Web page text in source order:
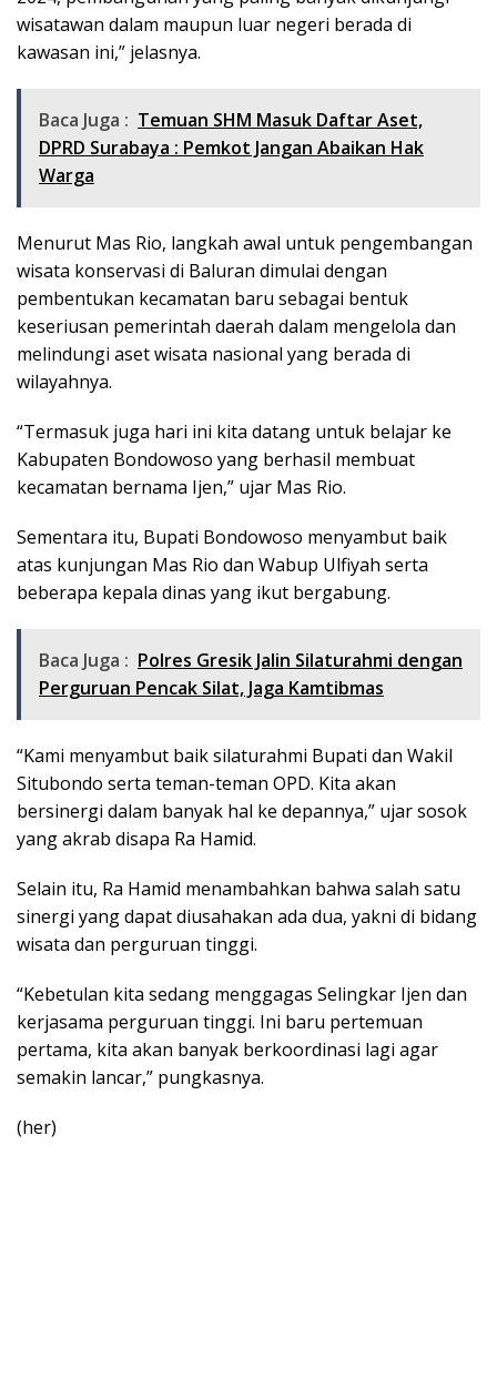
wisatawan dalam maupun luar negeri berada di
kawasan ini,” jelasnya.
Baca Juga : Temuan SHM Masuk Daftar Aset,
DPRD Surabaya : Pemkot Jangan Abaikan Hak
Warga
Menurut Mas Rio, langkah awal untuk pengembangan
wisata konservasi di Baluran dimulai dengan
pembentukan kecamatan baru sebagai bentuk
keseriusan pemerintah daerah dalam mengelola dan
melindungi aset wisata nasional yang berada di
wilayahnya.
“Termasuk juga hari ini kita datang untuk belajar ke
Kabupaten Bondowoso yang berhasil membuat
kecamatan bernama Ijen,” ujar Mas Rio.
Sementara itu, Bupati Bondowoso menyambut baik
atas kunjungan Mas Rio dan Wabup Ulfiyah serta
beberapa kepala dinas yang ikut bergabung.
Baca Juga : Polres Gresik Jalin Silaturahmi dengan
Perguruan Pencak Silat, Jaga Kamtibmas
“Kami menyambut baik silaturahmi Bupati dan Wakil
Situbondo serta teman-teman OPD. Kita akan
bersinergi dalam banyak hal ke depannya,” ujar sosok
yang akrab disapa Ra Hamid.
Selain itu, Ra Hamid menambahkan bahwa salah satu
sinergi yang dapat diusahakan ada dua, yakni di bidang
wisata dan perguruan tinggi.
“Kebetulan kita sedang menggagas Selingkar Ijen dan
kerjasama perguruan tinggi. Ini baru pertemuan
pertama, kita akan banyak berkoordinasi lagi agar
semakin lancar,” pungkasnya.
(her)